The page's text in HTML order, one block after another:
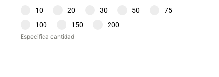
10 20 30 50
75
100
150 200
Especifica cantidad